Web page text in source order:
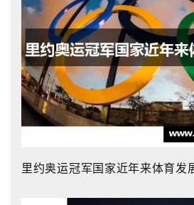
里约奥运冠军国家近年来体育发